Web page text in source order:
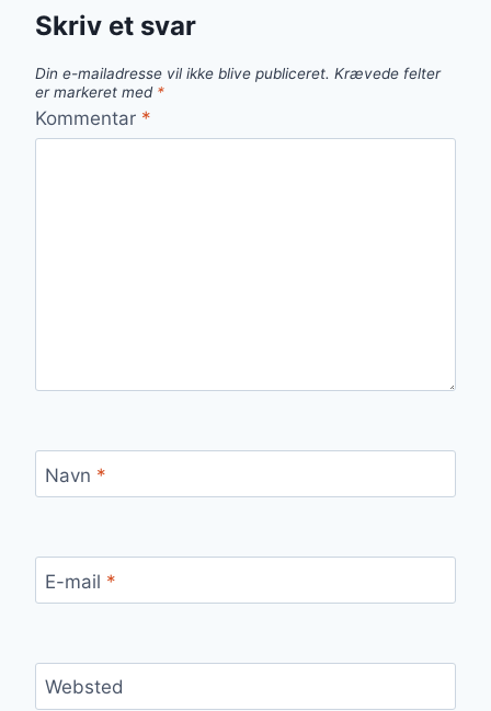
Skriv et svar
Din e-mailadresse vil ikke blive publiceret. Krævede felter
er markeret med *
Kommentar *
Navn *
E-mail *
Websted